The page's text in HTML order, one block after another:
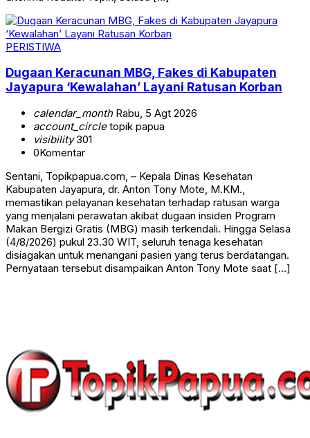
PERISTIWA
Dugaan Keracunan MBG, Fakes di Kabupaten
Jayapura ‘Kewalahan’ Layani Ratusan Korban
calendar_monthRabu, 5 Agt 2026
account_circletopik papua
visibility301
0Komentar
Sentani, Topikpapua.com, – Kepala Dinas Kesehatan
Kabupaten Jayapura, dr. Anton Tony Mote, M.KM.,
memastikan pelayanan kesehatan terhadap ratusan warga
yang menjalani perawatan akibat dugaan insiden Program
Makan Bergizi Gratis (MBG) masih terkendali. Hingga Selasa
(4/8/2026) pukul 23.30 WIT, seluruh tenaga kesehatan
disiagakan untuk menangani pasien yang terus berdatangan.
Pernyataan tersebut disampaikan Anton Tony Mote saat […]